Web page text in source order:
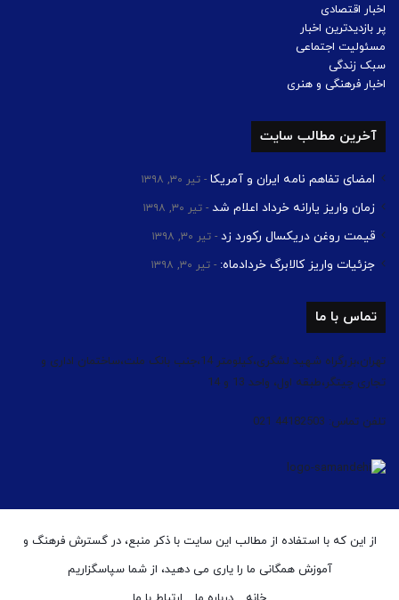
اخبار اقتصادی
پر بازدیدترین اخبار
مسئولیت اجتماعی
سبک زندگی
اخبار فرهنگی و هنری
آخرین مطالب سایت
امضای تفاهم نامه ایران و آمریکا تیر ۳۰, ۱۳۹۸
زمان واریز یارانه خرداد اعلام شد تیر ۳۰, ۱۳۹۸
قیمت روغن دریکسال رکورد زد تیر ۳۰, ۱۳۹۸
جزئیات واریز کالابرگ خردادماه: تیر ۳۰, ۱۳۹۸
تماس با ما
تهران،بزرگراه شهید لشگری،کیلومتر 14،جنب بانک ملت،ساختمان اداری و
تجاری چیتگر،طبقه اول، واحد 13 و 14
تلفن تماس: 44182503 021
از این که با استفاده از مطالب این سایت با ذکر منبع، در گسترش فرهنگ و
آموزش همگانی ما را یاری می دهید، از شما سپاسگزاریم